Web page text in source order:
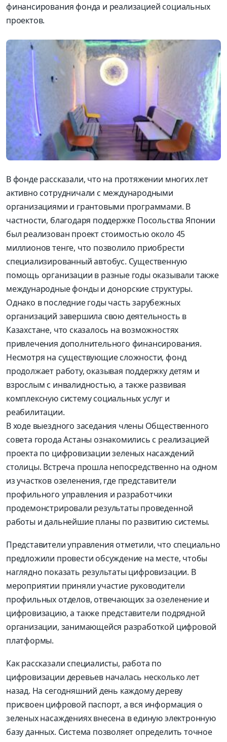
финансирования фонда и реализацией социальных
проектов.
В фонде рассказали, что на протяжении многих лет
активно сотрудничали с международными
организациями и грантовыми программами. В
частности, благодаря поддержке Посольства Японии
был реализован проект стоимостью около 45
миллионов тенге, что позволило приобрести
специализированный автобус. Существенную
помощь организации в разные годы оказывали также
международные фонды и донорские структуры.
Однако в последние годы часть зарубежных
организаций завершила свою деятельность в
Казахстане, что сказалось на возможностях
привлечения дополнительного финансирования.
Несмотря на существующие сложности, фонд
продолжает работу, оказывая поддержку детям и
взрослым с инвалидностью, а также развивая
комплексную систему социальных услуг и
реабилитации.
В ходе выездного заседания члены Общественного
совета города Астаны ознакомились с реализацией
проекта по цифровизации зеленых насаждений
столицы. Встреча прошла непосредственно на одном
из участков озеленения, где представители
профильного управления и разработчики
продемонстрировали результаты проведенной
работы и дальнейшие планы по развитию системы.
Представители управления отметили, что специально
предложили провести обсуждение на месте, чтобы
наглядно показать результаты цифровизации. В
мероприятии приняли участие руководители
профильных отделов, отвечающих за озеленение и
цифровизацию, а также представители подрядной
организации, занимающейся разработкой цифровой
платформы.
Как рассказали специалисты, работа по
цифровизации деревьев началась несколько лет
назад. На сегодняшний день каждому дереву
присвоен цифровой паспорт, а вся информация о
зеленых насаждениях внесена в единую электронную
базу данных. Система позволяет определить точное